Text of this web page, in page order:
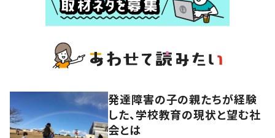
発達障害の子の親たちが経験
した、学校教育の現状と望む社
会とは